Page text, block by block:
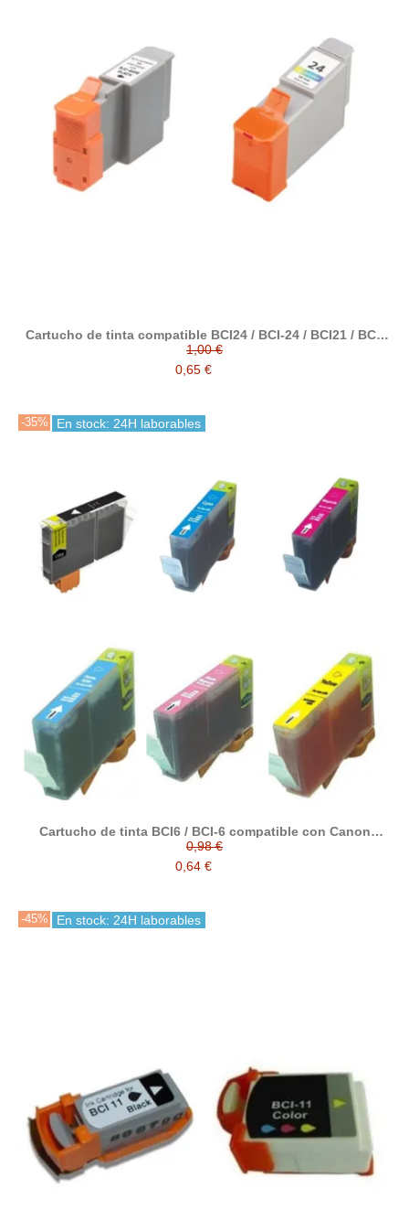
Cartucho de tinta compatible BCI24 / BCI-24 / BCI21 / BCI-
21 con Canon 0954B002 / 0955B002 / 6881A002 / 6882A002
1,00 €
0,65 €
-35% En stock: 24H laborables
Cartucho de tinta BCI6 / BCI-6 compatible con Canon
4705A002 / 4706A002 / 4707A002 / 4708A002 / 4709A002 /
4710A002
0,98 €
0,64 €
-45% En stock: 24H laborables